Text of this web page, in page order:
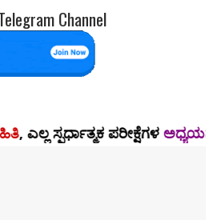
Channel
ಪರೀಕ್ಷೆಗಳಅಧ್ಯಯನ ಸಾಮಗ್ರಿ, ಪಿಡಿಎಫ್